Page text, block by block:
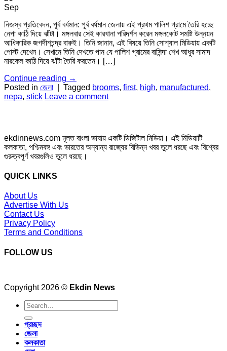
Sep
নিজস্ব প্রতিবেদন, পূর্ব বর্ধমান: পূর্ব বর্ধমান জেলায় এই প্রথম পালিশ গ্রামে তৈরি হচ্ছে
নেপা কাঠি দিয়ে ঝাঁটা। মঙ্গলবার সেই কারখানা পরিদর্শন করেন মঙ্গলকোট সমষ্টি উন্নয়ন
আধিকারিক জগদীশচন্দ্র বারুই। তিনি জানান, এই বিষয়ে তিনি সোশ্যাল মিডিয়ায় একটি
পোস্ট দেখেন। সেখানে তিনি দেখতে পান যে পালিশ গ্রামের বাসিন্দা শেখ আধুর সামাদ
নারকেল কাঠি দিয়ে ঝাঁটা তৈরি করতেন। […]
Continue reading →
Posted in জেলা Tagged brooms, first, high, manufactured,
nepa, stick Leave a comment
ekdinnews.com মূলত বাংলা ভাষায় একটি ডিজিটাল মিডিয়া। এই মিডিয়াটি
কলকাতা, পশ্চিমবঙ্গ এবং ভারতের অন্যান্য রাজ্যের বিভিন্ন খবর তুলে ধরছে এবং বিশ্বের
গুরুত্বপূর্ণ খবরগুলিও তুলে ধরছে।
QUICK LINKS
About Us
Advertise With Us
Contact Us
Privacy Policy
Terms and Conditions
FOLLOW US
Copyright 2026 © Ekdin News
প্রচ্ছদ
জেলা
কলকাতা